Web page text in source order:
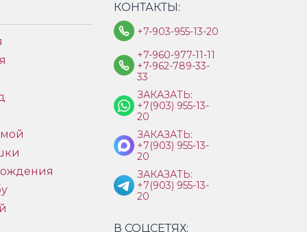
КОНТАКТЫ:
+7-903-955-13-20
+7-960-977-11-11
+7-962-789-33-
33
ЗАКАЗАТЬ:
+7(903) 955-13-
20
ЗАКАЗАТЬ:
+7(903) 955-13-
20
ЗАКАЗАТЬ:
+7(903) 955-13-
20
В СОЦСЕТЯХ: